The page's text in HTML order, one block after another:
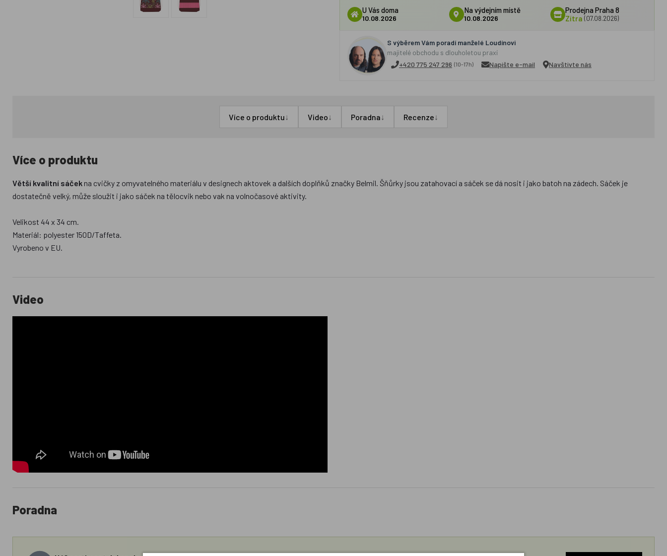
U Vás doma
10.08.2026
Na výdejním místě
10.08.2026
Prodejna Praha 8
Zítra (07.08.2026)
S výběrem Vám poradí manželé Loudínovi
majitelé obchodu s dlouholetou praxí
+420 775 247 296 (10-17h) Napište e-mail Navštivte nás
Více o produktu↓ Video↓ Poradna↓ Recenze↓
Více o produktu
Větší kvalitní sáček na cvičky z omyvatelného materiálu v designech aktovek a dalších doplňků značky Belmil. Šňůrky jsou zatahovací a sáček se dá nosit i jako batoh na zádech. Sáček je
dostatečně velký, může sloužit i jako sáček na tělocvik nebo vak na volnočasové aktivity.
Velikost 44 x 34 cm.
Materiál: polyester 150D/Taffeta.
Vyrobeno v EU.
Video
Poradna